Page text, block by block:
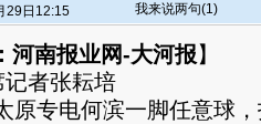
29日12:15 我来说两句(1)
河南报业网-大河报】
者张耘培
专电何滨一脚任意球，